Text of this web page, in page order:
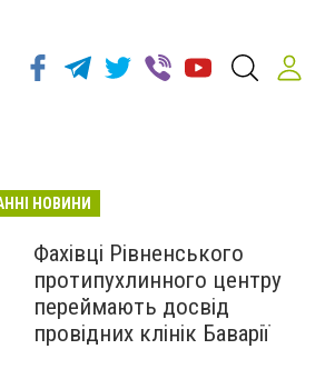
НОВИНИ
Фахівці Рівненського
протипухлинного центру
переймають досвід
провідних клінік Баварії